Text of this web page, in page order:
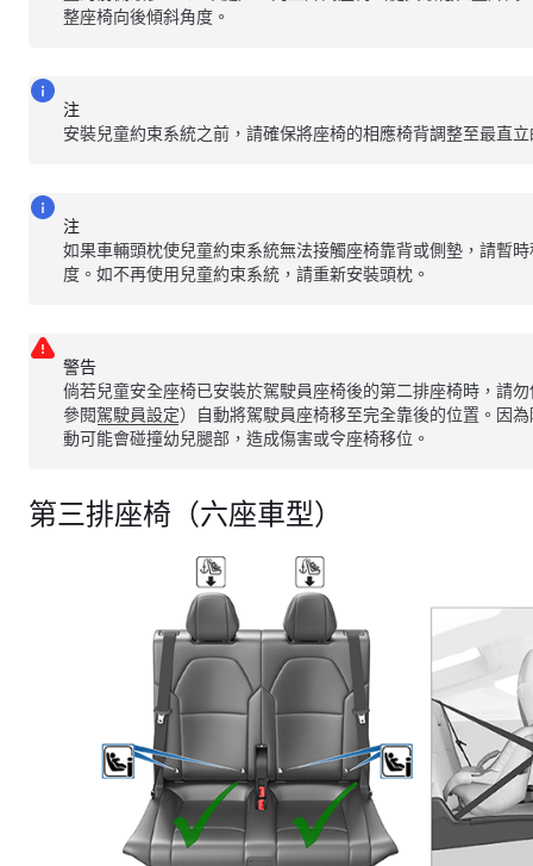
整座椅向後傾斜角度。
注
安裝兒童約束系統之前，請確保將座椅的相應椅背調整至最直
注
如果車輛頭枕使兒童約束系統無法接觸座椅靠背或側墊，請暫
度。如不再使用兒童約束系統，請重新安裝頭枕。
警告
倘若兒童安全座椅已安裝於駕駛員座椅後的第二排座椅時，請
參閱駕駛員設定）自動將駕駛員座椅移至完全靠後的位置。因
動可能會碰撞幼兒腿部，造成傷害或令座椅移位。
第三排座椅（六座車型）